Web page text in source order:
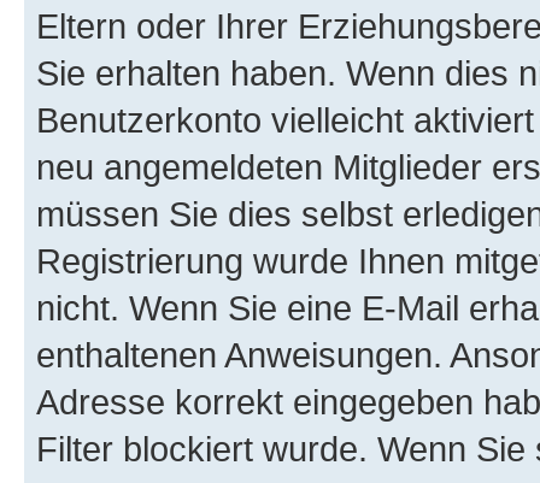
Eltern oder Ihrer
Sie erhalten haben. Wenn dies
Benutzerkonto vielleicht
neu angemeldeten Mitglieder
müssen Sie dies selbst
Registrierung wurde Ihnen
nicht. Wenn Sie eine E-Mail
enthaltenen Anweisungen.
Adresse korrekt eingegeben
Filter blockiert wurde. Wenn